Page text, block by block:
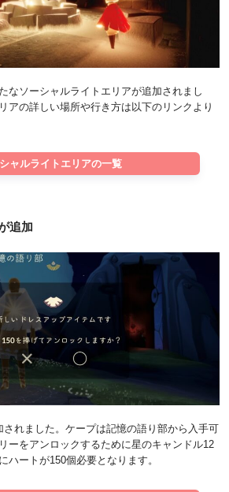
なソーシャルライトエリアが追加されまし
アの詳しい場所や行き方は以下のリンクより
ャルライトエリアの一覧
追加
されました。ケープは記憶の語り部から入手可
ーをアンロックするために星のキャンドル12
ハートが150個必要となります。